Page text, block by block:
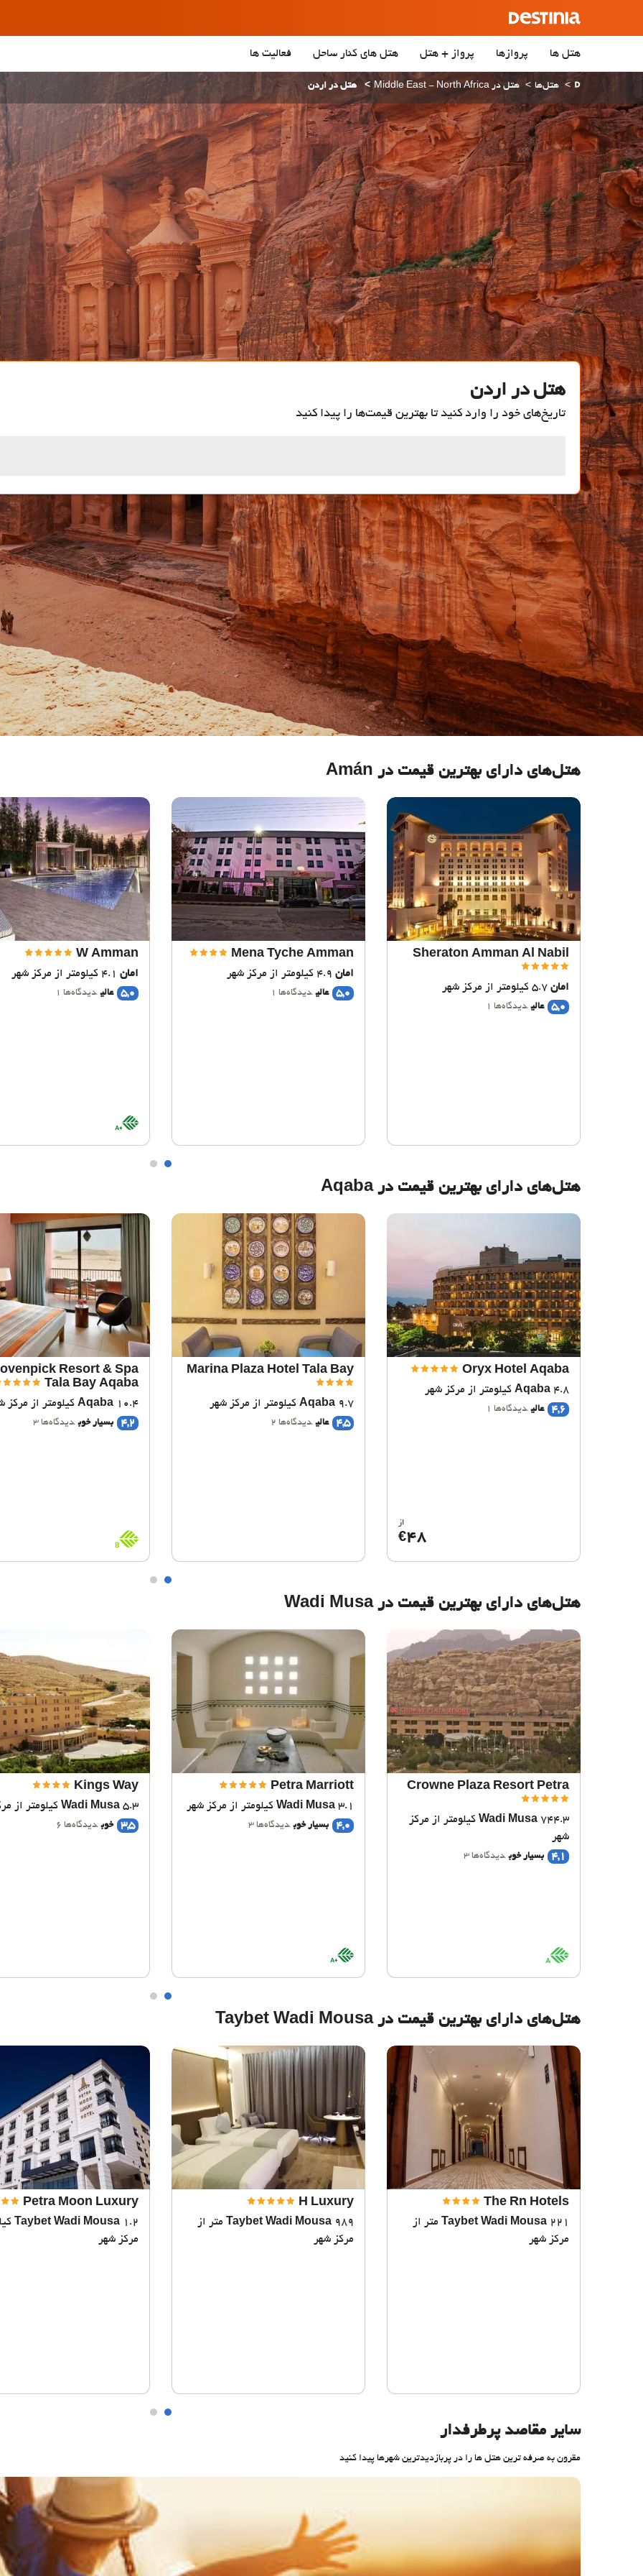
هتل ها پروازها پرواز + هتل هتل‌ های کنار ساحل فعالیت ها
هتل‌ها هتل در Middle East - North Africa هتل در اردن
هتل در اردن
تاریخ‌های خود را وارد کنید تا بهترین قیمت‌ها را پیدا کنید
هتل‌های دارای بهترین قیمت در Amán
Sheraton Amman Al Nabil
امان
5,0
عالی دیدگاه‌ها 1
Mena Tyche Amman
امان
5,0
عالی دیدگاه‌ها 1
W Amman
امان
5,0
عالی دیدگاه‌ها 1
BioScore
هتل‌های دارای بهترین قیمت در Aqaba
Oryx Hotel Aqaba
Aqaba 4.8 کیلومتر از مرکز شهر
4,6
عالی دیدگاه‌ها 1
از
€48
Marina Plaza Hotel Tala Bay
Aqaba 9.7 کیلومتر از مرکز شهر
4,5
عالی دیدگاه‌ها 2
Resort & Spa
Tala Bay Aqaba
Aqaba 10.4 کیلومتر از مرکز شهر
4,2
بسیار خوب دیدگاه‌ها 3
BioScore
هتل‌های دارای بهترین قیمت در Wadi Musa
Crowne Plaza Resort Petra
Wadi Musa 744.3 کیلومتر از مرکز
شهر
4,1
بسیار خوب دیدگاه‌ها 3
BioScore
Petra Marriott
Wadi Musa 3.1 کیلومتر از مرکز شهر
4,0
بسیار خوب دیدگاه‌ها 3
BioScore
Kings Way
Wadi Musa 5.3 کیلومتر از مرکز شهر
3,5
خوب دیدگاه‌ها 6
هتل‌های دارای بهترین قیمت در Taybet Wadi Mousa
The Rn Hotels
Taybet Wadi Mousa 221 متر از
مرکز شهر
H Luxury
Taybet Wadi Mousa 989 متر از
مرکز شهر
Petra Moon Luxury
Taybet Wadi Mousa
1.2
مرکز شهر
سایر مقاصد پرطرفدار
مقرون به صرفه ترین هتل ها را در پربازدیدترین شهرها پیدا کنید